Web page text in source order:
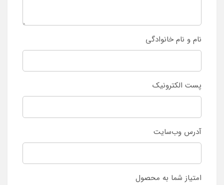
نام و نام خانوادگی
پست الکترونیک
آدرس وب‌سایت
امتیاز شما به محصول